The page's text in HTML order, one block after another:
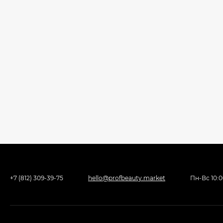
+7 (812) 309-39-75 hello@profbeauty.market Пн-Вс